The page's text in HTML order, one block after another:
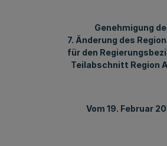
Genehmigung
7. Änderung des
für den
Teilabschnitt Region
Vom 19. Februar